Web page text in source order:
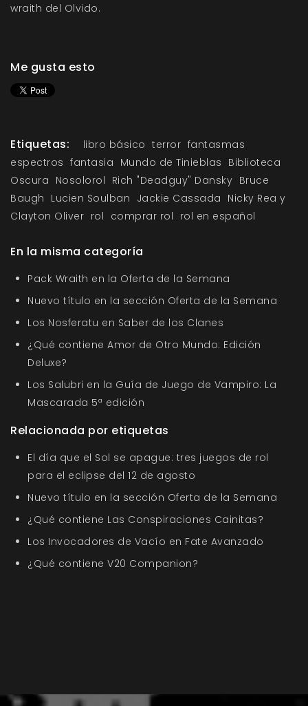
wraith del Olvido.
Me gusta esto
Etiquetas: libro básico terror fantasmas
espectros fantasia Mundo de Tinieblas Biblioteca
Oscura Nosolorol Rich "Deadguy" Dansky Bruce
Baugh Lucien Soulban Jackie Cassada Nicky Rea y
Clayton Oliver rol comprar rol rol en español
En la misma categoría
Pack Wraith en la Oferta de la Semana
Nuevo título en la sección Oferta de la Semana
Los Nosferatu en Saber de los Clanes
¿Qué contiene Amor de Otro Mundo: Edición
Deluxe?
Los Salubri en la Guía de Juego de Vampiro: La
Mascarada 5ª edición
Relacionada por etiquetas
El día que el Sol se apague: tres juegos de rol
para el eclipse del 12 de agosto
Nuevo título en la sección Oferta de la Semana
¿Qué contiene Las Conspiraciones Cainitas?
Los Invocadores de Vacío en Fate Avanzado
¿Qué contiene V20 Companion?